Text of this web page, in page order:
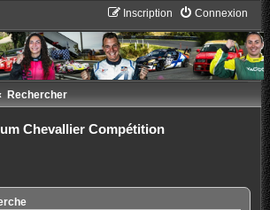
Connexion
Inscription
Rechercher
Chevallier Compétition